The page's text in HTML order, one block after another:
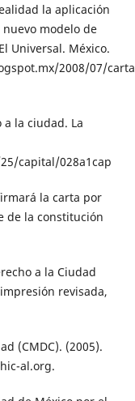
la aplicación
modelo de
Universal. México.
2008/07/
a la ciudad. La
capital/028a1cap
la carta por
de la constitución
a la Ciudad
revisada,
(CMDC). (2005).
al.org.